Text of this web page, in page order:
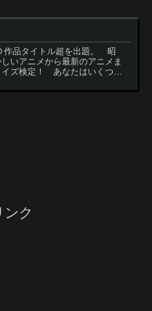
作品タイトル超を出題。 昭
いアニメから最新のアニメま
ズ検定！ あなたはいくつわ
4択問題までの小学生の簡単問
ンク